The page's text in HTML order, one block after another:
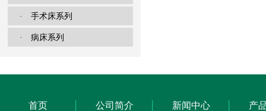
· 手术床系列
· 病床系列
首页 公司简介 新闻中心 产